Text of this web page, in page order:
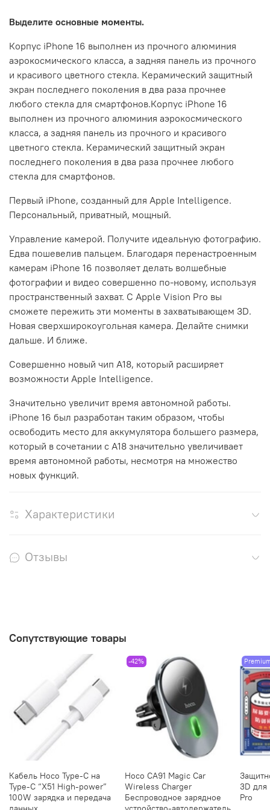
Выделите основные моменты.
Корпус iPhone 16 выполнен из прочного алюминия
аэрокосмического класса, а задняя панель из прочного
и красивого цветного стекла. Керамический защитный
экран последнего поколения в два раза прочнее
любого стекла для смартфонов.Корпус iPhone 16
выполнен из прочного алюминия аэрокосмического
класса, а задняя панель из прочного и красивого
цветного стекла. Керамический защитный экран
последнего поколения в два раза прочнее любого
стекла для смартфонов.
Первый iPhone, созданный для Apple Intelligence.
Персональный, приватный, мощный.
Управление камерой. Получите идеальную фотографию.
Едва пошевелив пальцем. Благодаря перенастроенным
камерам iPhone 16 позволяет делать волшебные
фотографии и видео совершенно по-новому, используя
пространственный захват. С Apple Vision Pro вы
сможете пережить эти моменты в захватывающем 3D.
Новая сверхширокоугольная камера. Делайте снимки
дальше. И ближе.
Совершенно новый чип A18, который расширяет
возможности Apple Intelligence.
Значительно увеличит время автономной работы.
iPhone 16 был разработан таким образом, чтобы
освободить место для аккумулятора большего размера,
который в сочетании с A18 значительно увеличивает
время автономной работы, несмотря на множество
новых функций.
Характеристики
Отзывы
Сопутствующие товары
Кабель Hoco Type-C на
Type-C “X51 High-power”
100W зарядка и передача
-42%
Hoco CA91 Magic Car
Wireless Charger
Беспроводное зарядное
3D для
Pro